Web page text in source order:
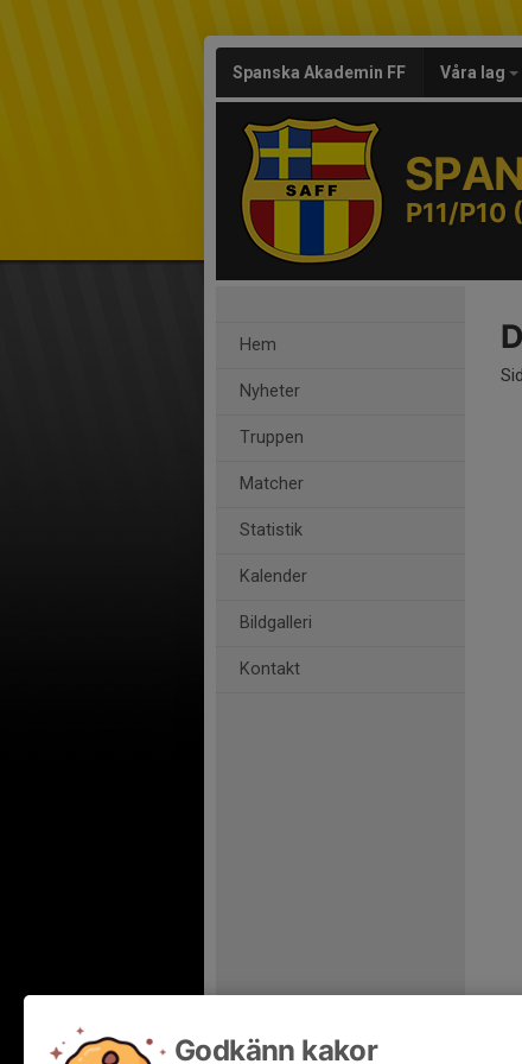
Spanska Akademin FF Våra lag
P11/P10
Hem
Nyheter
Truppen
Matcher
Statistik
Kalender
Bildgalleri
Kontakt
Godkänn kakor